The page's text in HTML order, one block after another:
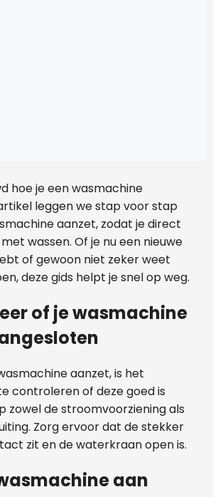
hoe je een wasmachine
leggen we stap voor stap
aanzet, zodat je direct
wassen. Of je nu een nieuwe
of gewoon niet zeker weet
deze gids helpt je snel op weg.
of je wasmachine
aanzet, is het
controleren of deze goed is
zowel de stroomvoorziening als
Zorg ervoor dat de stekker
zit en de waterkraan open is.
aan